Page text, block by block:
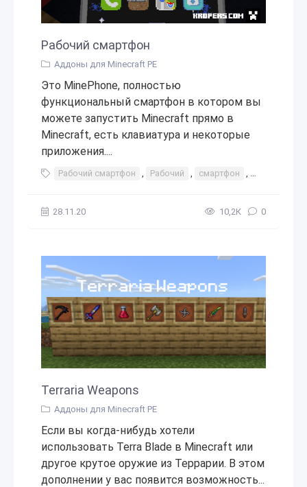
Рабочий смартфон
Аддоны для Minecraft PE
Это MinePhone, полностью
функциональный смартфон в котором вы
можете запустить Minecraft прямо в
Minecraft, есть клавиатура и некоторые
приложения....
Рабочий смартфон , Рабочий , смартфон , телефон
28.11.20 10,2К 0
Terraria Weapons
Аддоны для Minecraft PE
Если вы когда-нибудь хотели
использовать Terra Blade в Minecraft или
другое крутое оружие из Террарии. В этом
дополнении у вас появится возможность...